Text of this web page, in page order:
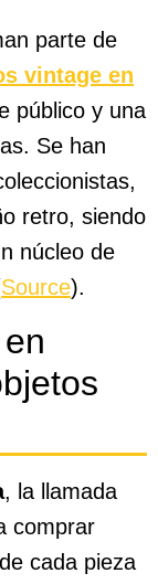
parte de
vintage en
público y una
Se han
retro, siendo
núcleo de
Source).
, la llamada
comprar
cada pieza